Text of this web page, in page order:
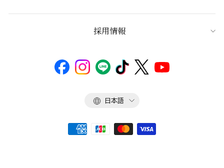
採用情報
言
日本語